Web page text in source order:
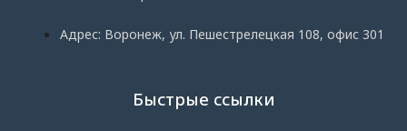
Адрес: Воронеж, ул. Пешестрелецкая 108, офис 301
Быстрые ссылки